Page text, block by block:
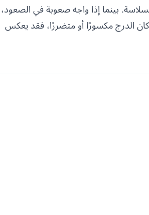
بينما إذا واجه صعوبة في الصعود،
الدرج مكسورًا أو متضررًا، فقد يعكس